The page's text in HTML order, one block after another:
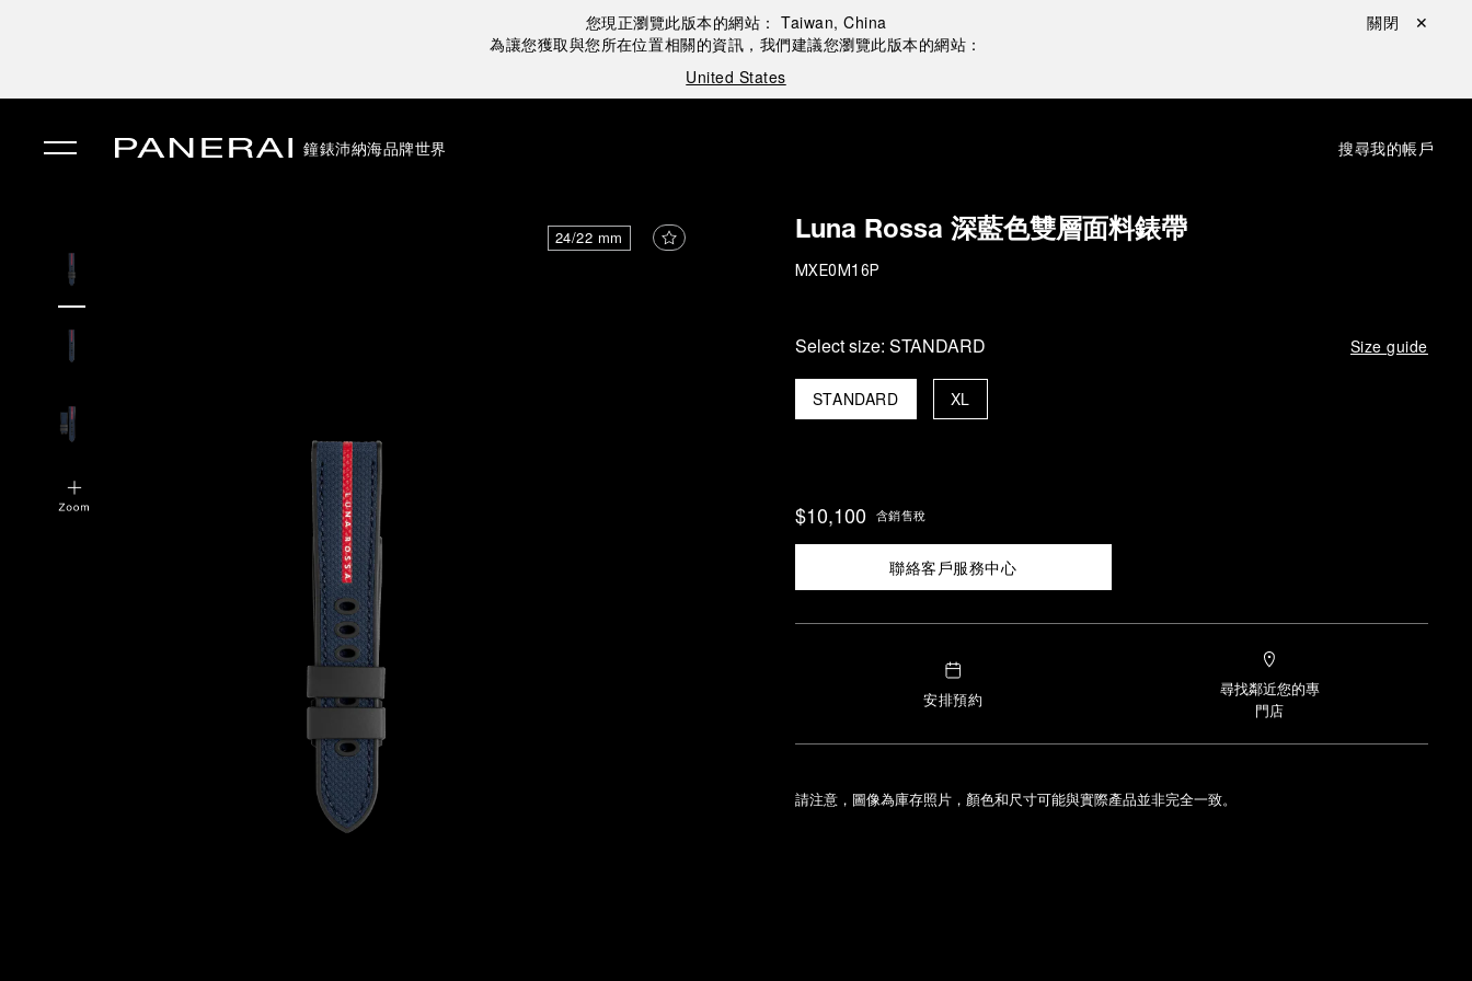
您現正瀏覽此版本的網站： Taiwan, China
為讓您獲取與您所在位置相關的資訊，我們建議您瀏覽此版本的網站：
United States
關閉 ✕
鐘錶沛納海品牌世界 搜尋我的帳戶
24/22 mm Luna Rossa 深藍色雙層面料錶帶
MXE0M16P
Select size: STANDARD Size guide
STANDARD XL
$10,100 含銷售稅
聯絡客戶服務中心
安排預約
尋找鄰近您的專
門店
請注意，圖像為庫存照片，顏色和尺寸可能與實際產品並非完全一致。